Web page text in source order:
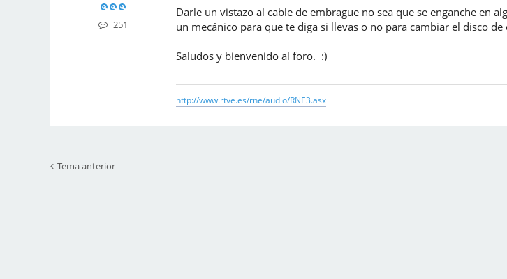
251
Darle un vistazo al cable de embrague no sea que se enganche en
un mecánico para que te diga si llevas o no para cambiar el disco de
Saludos y bienvenido al foro. :)
http://www.rtve.es/rne/audio/RNE3.asx
Tema anterior